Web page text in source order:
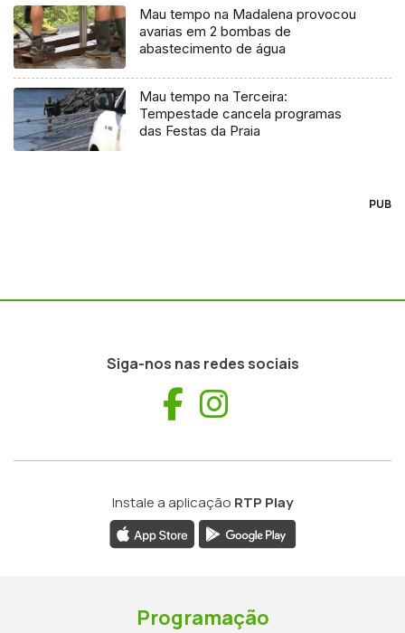
Mau tempo na Madalena provocou
avarias em 2 bombas de
abastecimento de água
Mau tempo na Terceira:
Tempestade cancela programas
das Festas da Praia
PUB
Siga-nos nas redes sociais
Facebook
Instale a aplicação RTP Play
Programação